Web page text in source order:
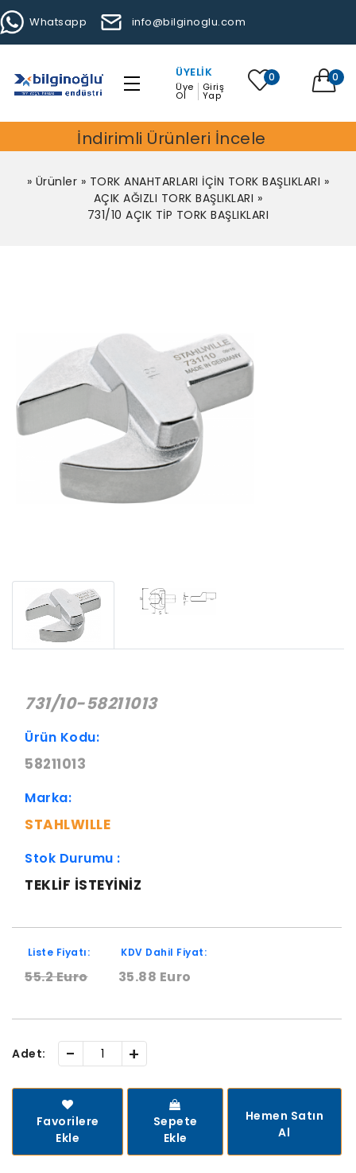
Whatsapp info@bilginoglu.com
ÜYELIK
Üye
Ol
Giriş
Yap
0 0
İndirimli Ürünleri İncele
» Ürünler » TORK ANAHTARLARI İÇİN TORK BAŞLIKLARI »
AÇIK AĞIZLI TORK BAŞLIKLARI »
731/10 AÇIK TİP TORK BAŞLIKLARI
731/10-58211013
Ürün Kodu:
58211013
Marka:
STAHLWILLE
Stok Durumu :
TEKLIF ISTEYINIZ
Liste Fiyatı:
55.2 Euro
KDV Dahil Fiyat:
35.88 Euro
Adet: - +
Favorilere
Ekle
Sepete
Ekle
Hemen Satın
Al